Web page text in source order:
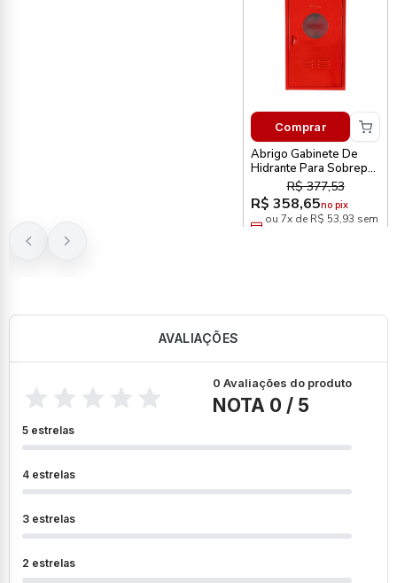
Comprar
Abrigo Gabinete De
Hidrante Para Sobrepor
75 X 45 X 17cm
Metalcasty
R$ 377,53
R$ 358,65no pix
ou 7x de R$ 53,93 sem
AVALIAÇÕES
0 Avaliações do produto
NOTA 0 / 5
5 estrelas
4 estrelas
3 estrelas
2 estrelas